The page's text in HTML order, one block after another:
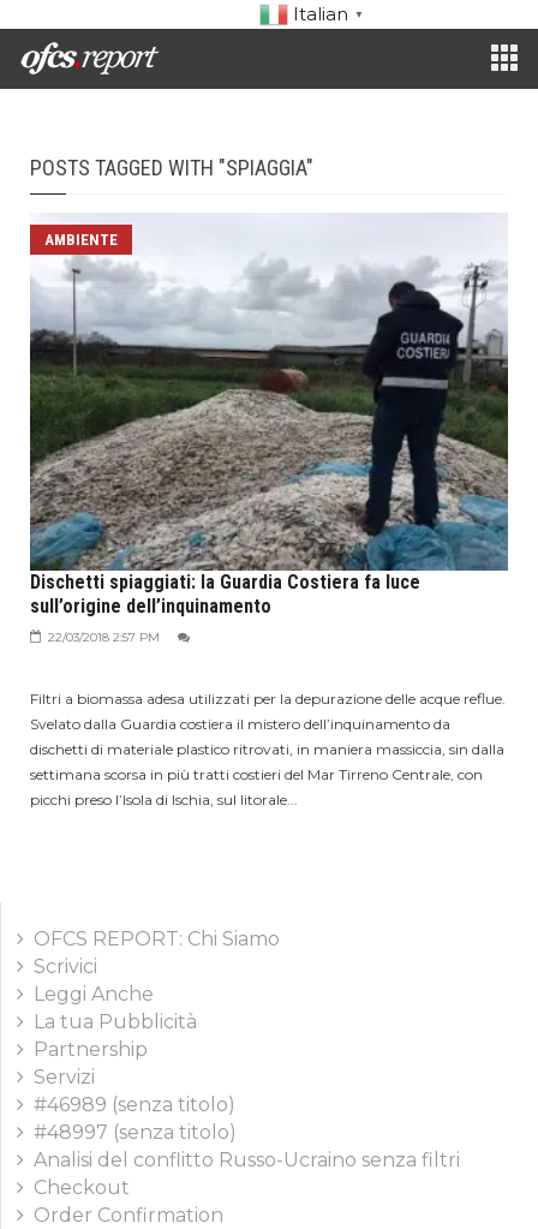
Italian ▼
POSTS TAGGED WITH "SPIAGGIA"
AMBIENTE
Dischetti spiaggiati: la Guardia Costiera fa luce
sull’origine dell’inquinamento
22/03/2018 2:57 PM
Filtri a biomassa adesa utilizzati per la depurazione delle acque reflue.
Svelato dalla Guardia costiera il mistero dell’inquinamento da
dischetti di materiale plastico ritrovati, in maniera massiccia, sin dalla
settimana scorsa in più tratti costieri del Mar Tirreno Centrale, con
picchi preso l’Isola di Ischia, sul litorale...
OFCS REPORT: Chi Siamo
Scrivici
Leggi Anche
La tua Pubblicità
Partnership
Servizi
#46989 (senza titolo)
#48997 (senza titolo)
Analisi del conflitto Russo-Ucraino senza filtri
Checkout
Order Confirmation